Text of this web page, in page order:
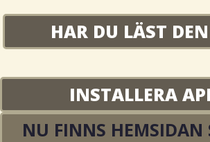
HAR DU LÄST
INSTALLERA
NU FINNS HEMSIDAN